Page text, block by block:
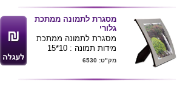
ניתן להדפיס לוגו ע"ג
המוצר
גודל מוצר 18*19
מסגרת לתמונה ממתכת
גלורי
מסגרת לתמונה ממתכת
מידות תמונה : 10*15
. מידות מוצר 13X18ס"מ
המוצר .
מק"ט: 6530